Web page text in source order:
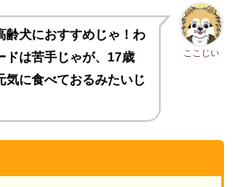
ここじい
齢犬におすすめじゃ！わ
ドは苦手じゃが、17歳
気に食べておるみたいじ